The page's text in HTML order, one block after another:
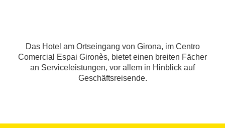
Das Hotel am Ortseingang von Girona, im Centro
Comercial Espai Gironès, bietet einen breiten Fächer
an Serviceleistungen, vor allem in Hinblick auf
Geschäftsreisende.